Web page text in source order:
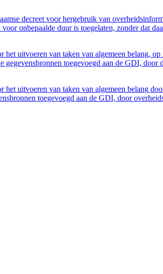
decreet voor hergebruik van
onbepaalde duur is toegelaten, zonder dat
het uitvoeren van taken van algemeen belang,
gegevensbronnen toegevoegd aan de GDI,
het uitvoeren van taken van algemeen belang
toegevoegd aan de GDI, door